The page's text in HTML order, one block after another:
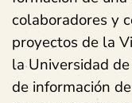
colaboradores y
proyectos de la
la Universidad
de información